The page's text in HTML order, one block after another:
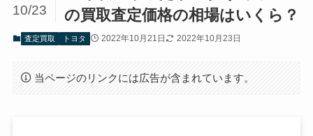
の買取査定価格の相場はいくら？
10/23
査定買取 トヨタ 2022年10月21日 2022年10月23日
当ページのリンクには広告が含まれています。